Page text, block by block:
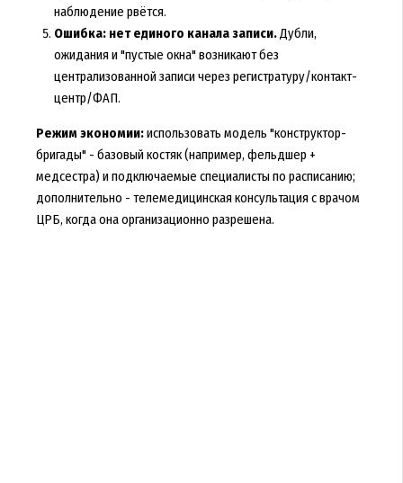
наблюдение рвётся.
Ошибка: нет единого канала записи.Дубли,
ожидания и "пустые окна" возникают без
централизованной записи через регистратуру/контакт-
центр/ФАП.
Режим экономии:использовать модель "конструктор-
бригады" - базовый костяк (например, фельдшер +
медсестра) и подключаемые специалисты по расписанию;
дополнительно - телемедицинская консультация с врачом
ЦРБ, когда она организационно разрешена.